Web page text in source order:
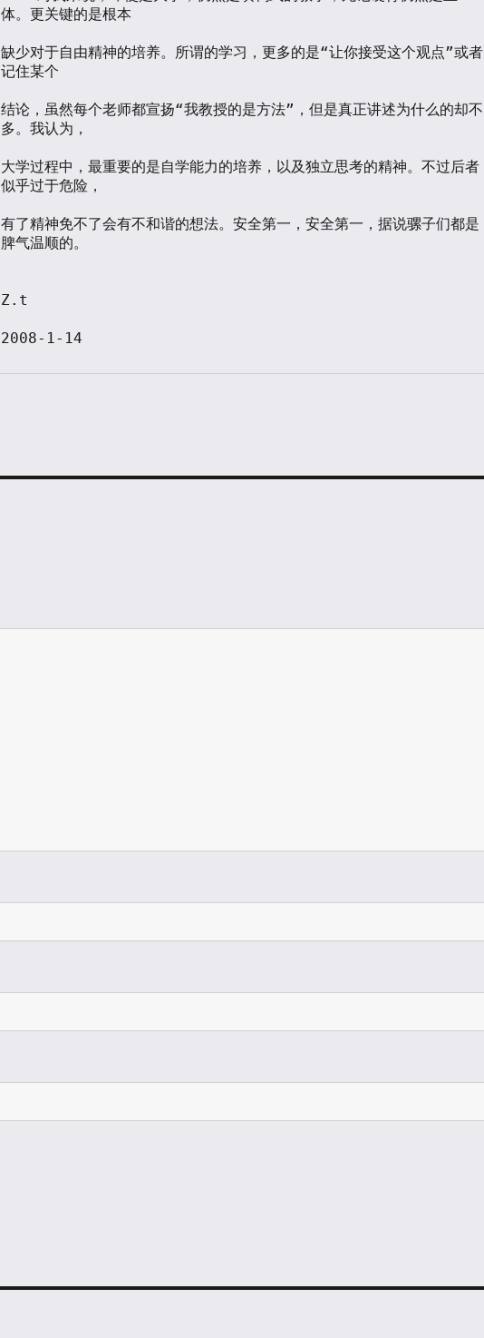
体。更关键的是根本
缺少对于自由精神的培养。所谓的学习，更多的是“让你接受这个观点”或者
记住某个
结论，虽然每个老师都宣扬“我教授的是方法”，但是真正讲述为什么的却不
多。我认为，
大学过程中，最重要的是自学能力的培养，以及独立思考的精神。不过后者
似乎过于危险，
有了精神免不了会有不和谐的想法。安全第一，安全第一，据说骡子们都是
脾气温顺的。
Z.t
2008-1-14